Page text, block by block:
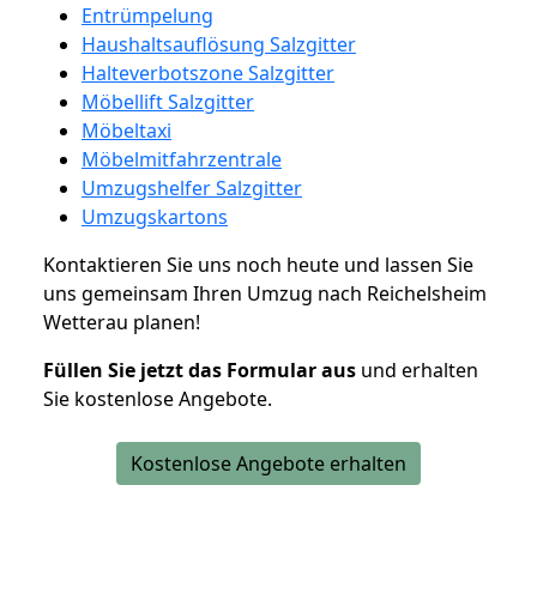
Entrümpelung
Haushaltsauflösung Salzgitter
Halteverbotszone Salzgitter
Möbellift Salzgitter
Möbeltaxi
Möbelmitfahrzentrale
Umzugshelfer Salzgitter
Umzugskartons
Kontaktieren Sie uns noch heute und lassen Sie
uns gemeinsam Ihren Umzug nach Reichelsheim
Wetterau planen!
Füllen Sie jetzt das Formular aus und erhalten
Sie kostenlose Angebote.
Kostenlose Angebote erhalten